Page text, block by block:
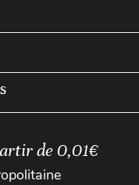
de 0,01€